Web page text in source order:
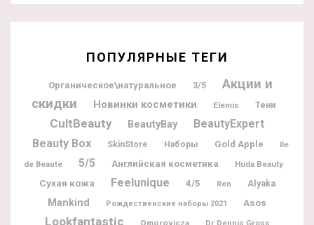
ПОПУЛЯРНЫЕ ТЕГИ
Органическое\натуральное 3/5
Акции и
скидки
Новинки косметики Elemis Тени
CultBeauty BeautyBay
BeautyExpert
Beauty Box
SkinStore Наборы Gold Apple
Ile
de Beaute
5/5 Английская косметика Huda Beauty
Сухая кожа Feelunique 4/5 Ren Alyaka
Mankind Рождественские наборы 2021 Asos
Lookfantastic Omorovicza
Dr Dennis Gross